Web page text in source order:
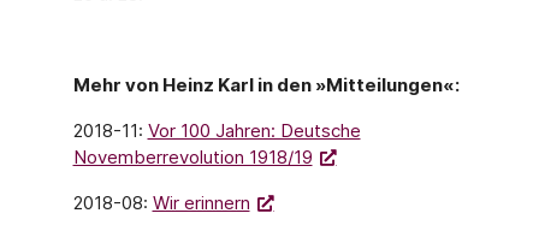
Mehr von Heinz Karl in den »Mitteilungen«:
2018-11: Vor 100 Jahren: Deutsche
Novemberrevolution 1918/19
2018-08: Wir erinnern